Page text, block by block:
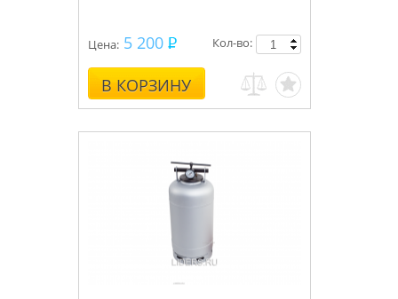
Цена: 5 200
В КОРЗИНУ
Кол-во: